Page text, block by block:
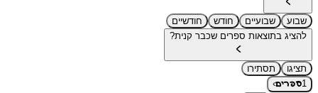
שבוע שבועיים חודש
חודשיים
להציג בתוצאות ספרים שכבר קנית?
תציגו
תסתירו
1ספרים›